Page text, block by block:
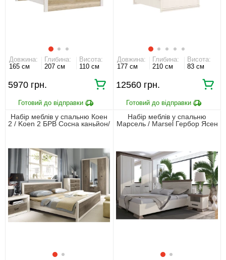
Довжина:
165 см
Глибина:
207 см
Висота:
110 см
5970 грн.
Довжина:
177 см
Глибина:
210 см
Висота:
83 см
12560 грн.
Набір меблів у спальню Коен
2 / Koen 2 БРВ Сосна каньйон/
Набір меблів у спальню
Марсель / Marsel Гербор Ясен